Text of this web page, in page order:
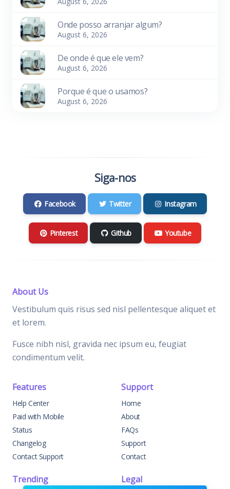
Onde posso arranjar algum?
August 6, 2026
De onde é que ele vem?
August 6, 2026
Porque é que o usamos?
August 6, 2026
Siga-nos
Facebook Twitter Instagram
Pinterest Github Youtube
About Us
Vestibulum quis risus sed nisl pellentesque aliquet et
et lorem.
Fusce nibh nisl, gravida nec ipsum eu, feugiat
condimentum velit.
Features
Help Center
Paid with Mobile
Status
Changelog
Contact Support
Support
Home
About
FAQs
Support
Contact
Trending
Legal